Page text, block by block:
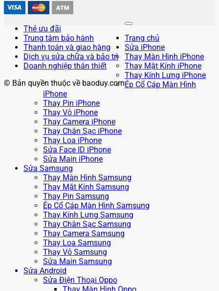
Thẻ ưu đãi
Trung tâm bảo hành
Thanh toán và giao hàng
Dịch vụ sửa chữa và bảo trì
Doanh nghiệp thân thiết
© Bản quyền thuộc về baoduy.com
Trang chủ
Sửa iPhone
Thay Màn Hình iPhone
Thay Mặt Kính iPhone
Thay Kính Lưng iPhone
Ép Cổ Cáp Màn Hình
iPhone
Thay Pin iPhone
Thay Vỏ iPhone
Thay Camera iPhone
Thay Chân Sạc iPhone
Thay Loa iPhone
Sửa Face ID iPhone
Sửa Main iPhone
Sửa Samsung
Thay Màn Hình Samsung
Thay Mặt Kính Samsung
Thay Pin Samsung
Ép Cổ Cáp Màn Hình Samsung
Thay Kính Lưng Samsung
Thay Chân Sạc Samsung
Thay Camera Samsung
Thay Loa Samsung
Thay Vỏ Samsung
Sửa Main Samsung
Sửa Android
Sửa Điện Thoại Oppo